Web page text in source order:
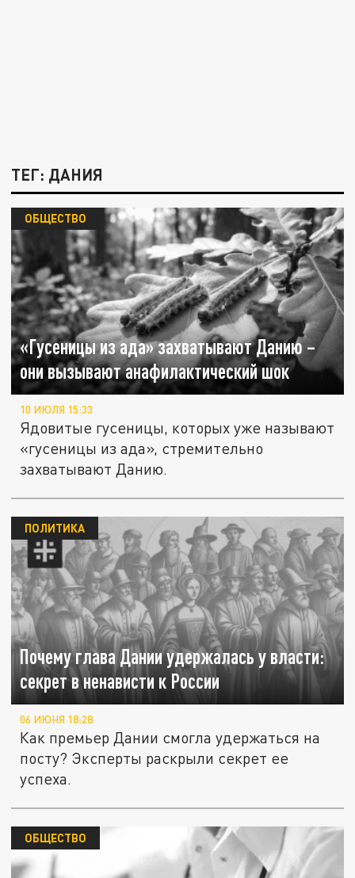
ТЕГ: ДАНИЯ
«Гусеницы из ада» захватывают Данию –
они вызывают анафилактический шок
ОБЩЕСТВО
10 ИЮЛЯ 15:33
Ядовитые гусеницы, которых уже называют
«гусеницы из ада», стремительно
захватывают Данию.
Почему глава Дании удержалась у власти:
секрет в ненависти к России
ПОЛИТИКА
06 ИЮНЯ 18:28
Как премьер Дании смогла удержаться на
посту? Эксперты раскрыли секрет ее
успеха.
ОБЩЕСТВО